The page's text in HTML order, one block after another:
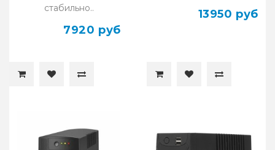
стабильно..
7920 руб
13950 руб